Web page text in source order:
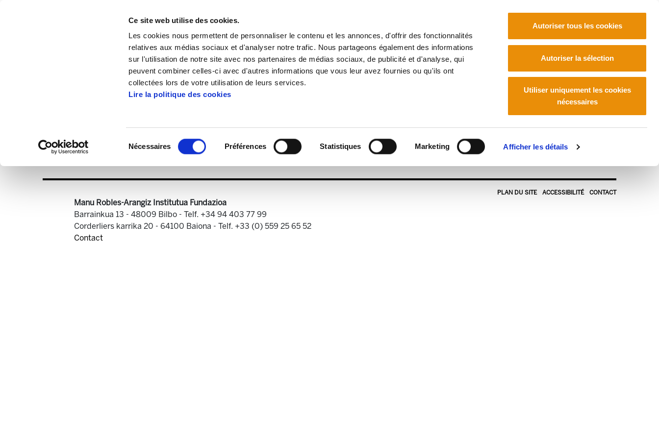
Ce site web utilise des cookies.
Les cookies nous permettent de personnaliser le contenu et les annonces, d'offrir des fonctionnalités
relatives aux médias sociaux et d'analyser notre trafic. Nous partageons également des informations
sur l'utilisation de notre site avec nos partenaires de médias sociaux, de publicité et d'analyse, qui
peuvent combiner celles-ci avec d'autres informations que vous leur avez fournies ou qu'ils ont
collectées lors de votre utilisation de leurs services.
Lire la politique des cookies
Nécessaires Préférences Statistiques Marketing Afficher les détails
Autoriser tous les cookies
Autoriser la sélection
Utiliser uniquement les cookies
nécessaires
Publications Astekaria Astekaria 272
Astekaria_272.pdf
PLAN DU SITE ACCESSIBILITÉ CONTACT
Manu Robles-Arangiz Institutua Fundazioa
Barrainkua 13 - 48009 Bilbo - Telf. +34 94 403 77 99
Corderliers karrika 20 - 64100 Baiona - Telf. +33 (0) 559 25 65 52
Contact